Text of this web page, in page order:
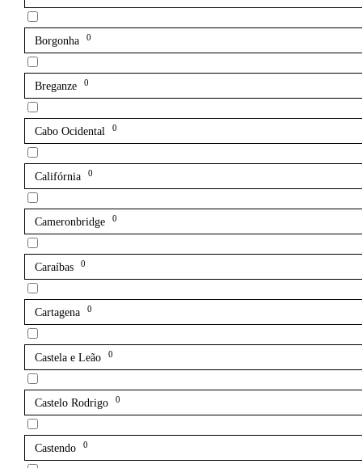
Borgonha 0
Breganze 0
Cabo Ocidental 0
Califórnia 0
Cameronbridge 0
Caraíbas 0
Cartagena 0
Castela e Leão 0
Castelo Rodrigo 0
Castendo 0